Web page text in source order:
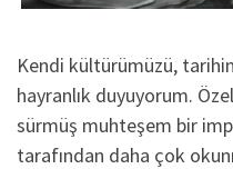
Kendi kültürümüzü,
hayranlık duyuyorum.
sürmüş muhteşem bir
tarafından daha çok